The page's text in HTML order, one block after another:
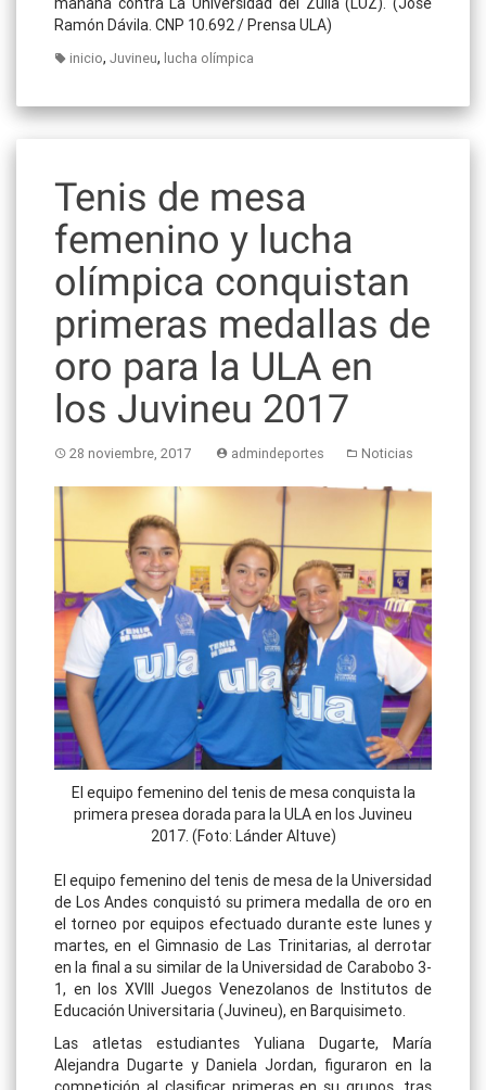
Ramón Dávila. CNP 10.692 / Prensa ULA)
inicio, Juvineu, lucha olímpica
Tenis de mesa
femenino y lucha
olímpica conquistan
primeras medallas de
oro para la ULA en
los Juvineu 2017
28 noviembre, 2017 admindeportes Noticias
El equipo femenino del tenis de mesa conquista la
primera presea dorada para la ULA en los Juvineu
2017. (Foto: Lánder Altuve)
El equipo femenino del tenis de mesa de la Universidad
de Los Andes conquistó su primera medalla de oro en
el torneo por equipos efectuado durante este lunes y
martes, en el Gimnasio de Las Trinitarias, al derrotar
en la final a su similar de la Universidad de Carabobo 3-
1, en los XVIII Juegos Venezolanos de Institutos de
Educación Universitaria (Juvineu), en Barquisimeto.
Las atletas estudiantes Yuliana Dugarte, María
Alejandra Dugarte y Daniela Jordan, figuraron en la